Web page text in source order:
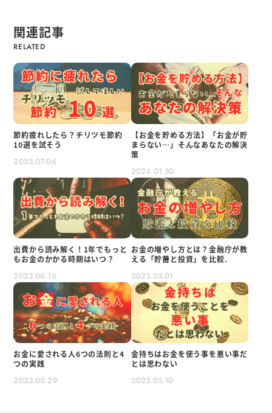
関連記事
節約疲れしたら？チリツモ節約
10選を試そう
2023.07.06
【お金を貯める方法】「お金が貯
まらない…」そんなあなたの解決
策
2024.01.30
出費から読み解く！1年でもっと
もお金のかかる時期はいつ？
2023.06.16
お金の増やし方とは？金融庁が教
える「貯蓄と投資」を比較.
2023.03.01
お金に愛される人6つの法則と4
つの実践
2023.05.29
金持ちはお金を使う事を悪い事だ
とは思わない
2023.03.10